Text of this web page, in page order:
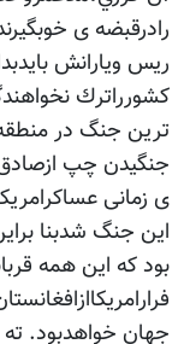
رادرقبضه ی
ريس ويارانش
كشورراترك
ترین جنگ در
جنگیدن چپ ازصادق
ی زمانی
این جنگ شدبنا
بود که اين همه
جهان خواهدبود.